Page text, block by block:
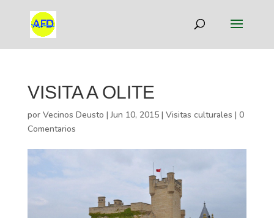
VISITA A OLITE
por Vecinos Deusto |Jun 10, 2015| Visitas culturales | 0
Comentarios